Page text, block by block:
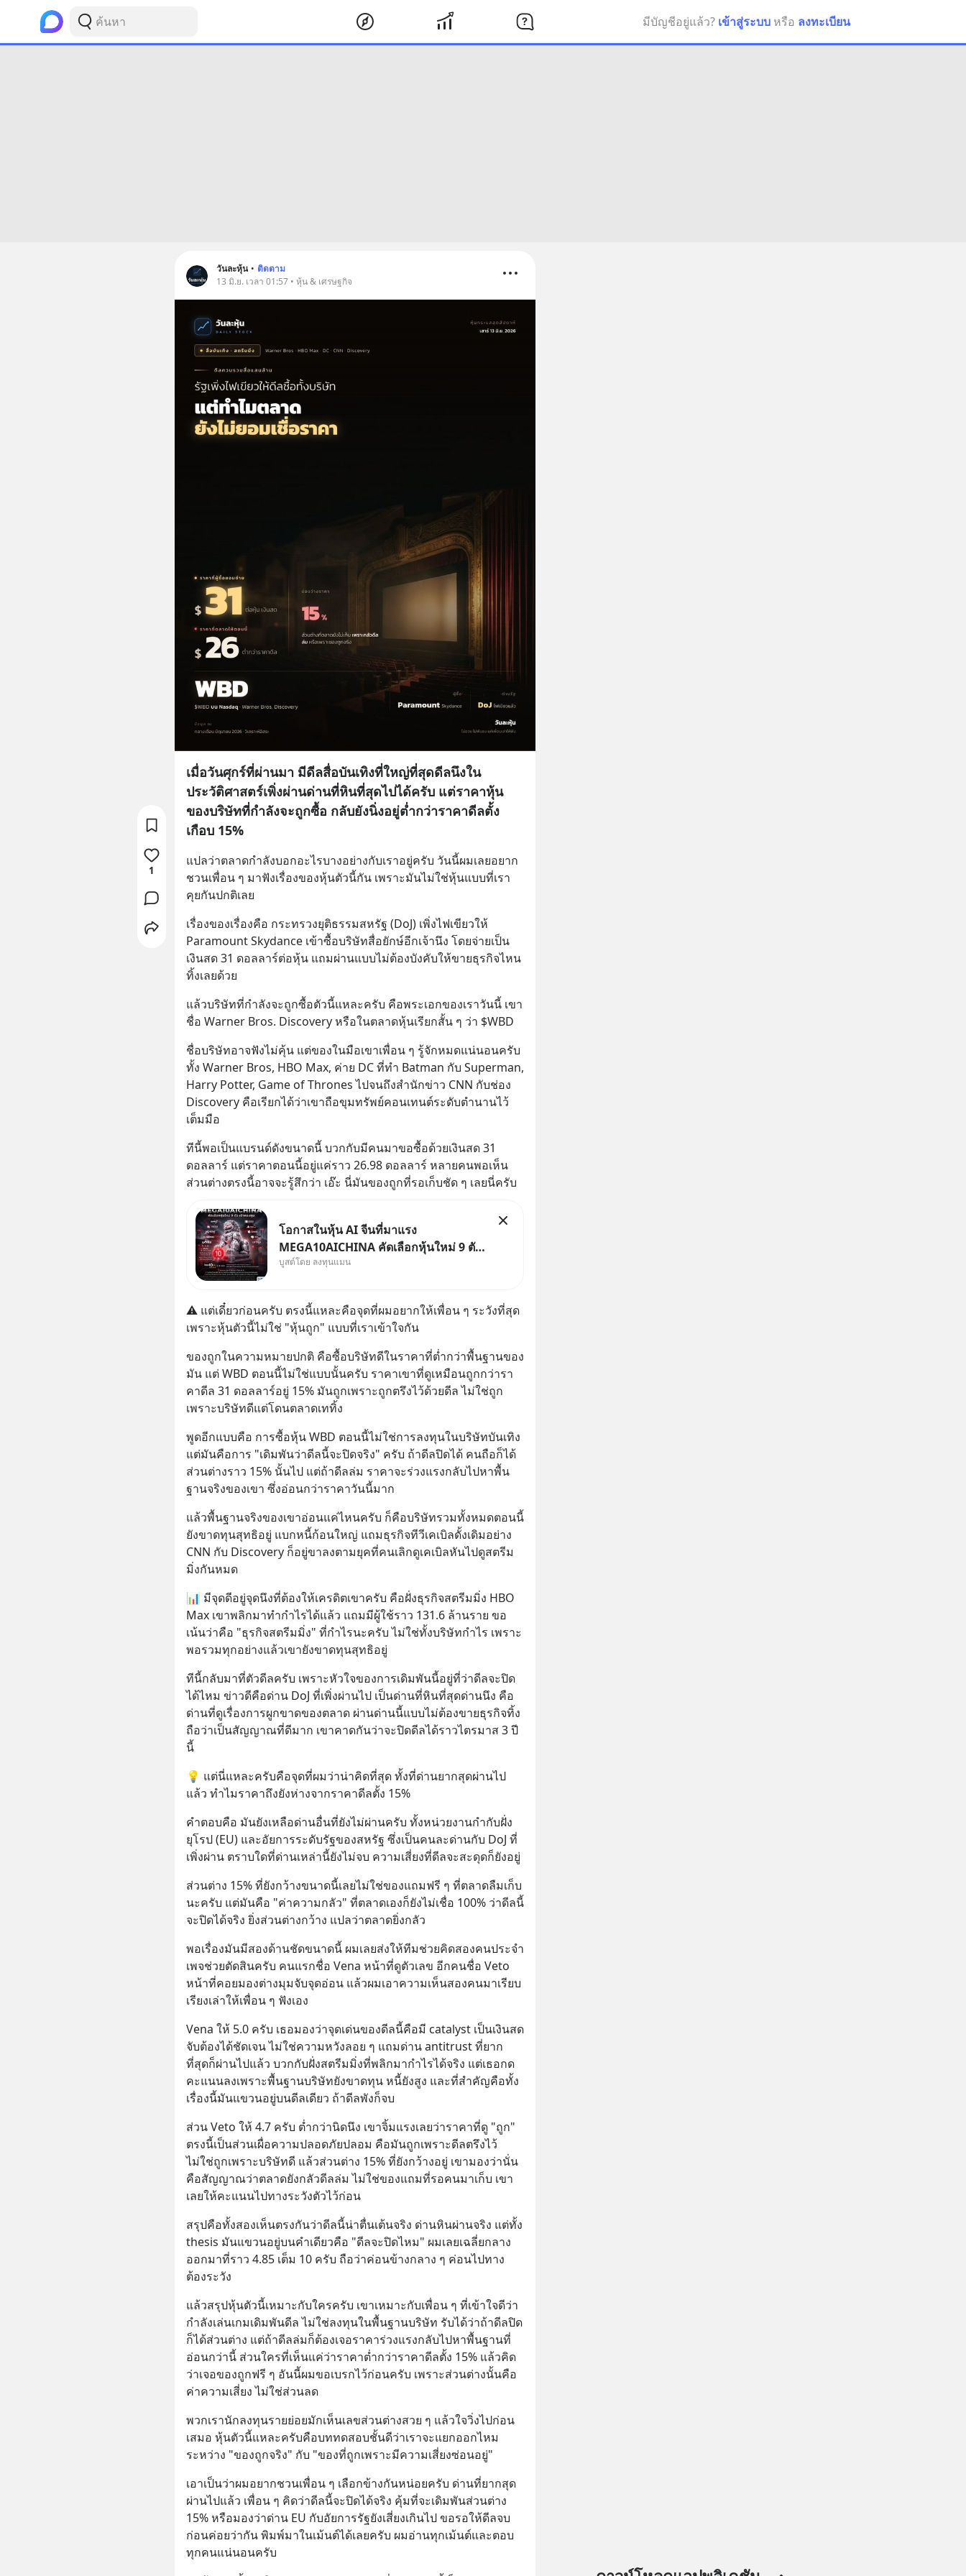
มีบัญชีอยู่แล้ว? เข้าสู่ระบบ หรือ ลงทะเบียน
วันละหุ้น • ติดตาม
13 มิ.ย. เวลา 01:57 • หุ้น & เศรษฐกิจ
เมื่อวันศุกร์ที่ผ่านมา มีดีลสื่อบันเทิงที่ใหญ่ที่สุดดีลนึงใน
ประวัติศาสตร์เพิ่งผ่านด่านที่หินที่สุดไปได้ครับ แต่ราคาหุ้น
ของบริษัทที่กำลังจะถูกซื้อ กลับยังนิ่งอยู่ต่ำกว่าราคาดีลตั้ง
เกือบ 15%
แปลว่าตลาดกำลังบอกอะไรบางอย่างกับเราอยู่ครับ วันนี้ผมเลยอยาก
ชวนเพื่อน ๆ มาฟังเรื่องของหุ้นตัวนี้กัน เพราะมันไม่ใช่หุ้นแบบที่เรา
คุยกันปกติเลย
เรื่องของเรื่องคือ กระทรวงยุติธรรมสหรัฐ (DoJ) เพิ่งไฟเขียวให้
Paramount Skydance เข้าซื้อบริษัทสื่อยักษ์อีกเจ้านึง โดยจ่ายเป็น
เงินสด 31 ดอลลาร์ต่อหุ้น แถมผ่านแบบไม่ต้องบังคับให้ขายธุรกิจไหน
ทิ้งเลยด้วย
แล้วบริษัทที่กำลังจะถูกซื้อตัวนี้แหละครับ คือพระเอกของเราวันนี้ เขา
ชื่อ Warner Bros. Discovery หรือในตลาดหุ้นเรียกสั้น ๆ ว่า $WBD
ชื่อบริษัทอาจฟังไม่คุ้น แต่ของในมือเขาเพื่อน ๆ รู้จักหมดแน่นอนครับ
ทั้ง Warner Bros, HBO Max, ค่าย DC ที่ทำ Batman กับ Superman,
Harry Potter, Game of Thrones ไปจนถึงสำนักข่าว CNN กับช่อง
Discovery คือเรียกได้ว่าเขาถือขุมทรัพย์คอนเทนต์ระดับตำนานไว้
เต็มมือ
ทีนี้พอเป็นแบรนด์ดังขนาดนี้ บวกกับมีคนมาขอซื้อด้วยเงินสด 31
ดอลลาร์ แต่ราคาตอนนี้อยู่แค่ราว 26.98 ดอลลาร์ หลายคนพอเห็น
ส่วนต่างตรงนี้อาจจะรู้สึกว่า เอ๊ะ นี่มันของถูกที่รอเก็บชัด ๆ เลยนี่ครับ
โอกาสในหุ้น AI จีนที่มาแรง
MEGA10AICHINA คัดเลือกหุ้นใหม่ 9 ตัว
เข้ากองทุน.. ครอบคลุมทั้งซัปพลายเชน AI
ลด 50% ค่าธรรมเนียมซื้อ | ยอด 2 ล้าน
บาทขึ้นไป ฟรีค่าธรร
บูสต์โดย ลงทุนแมน
⚠️ แต่เดี๋ยวก่อนครับ ตรงนี้แหละคือจุดที่ผมอยากให้เพื่อน ๆ ระวังที่สุด
เพราะหุ้นตัวนี้ไม่ใช่ "หุ้นถูก" แบบที่เราเข้าใจกัน
ของถูกในความหมายปกติ คือซื้อบริษัทดีในราคาที่ต่ำกว่าพื้นฐานของ
มัน แต่ WBD ตอนนี้ไม่ใช่แบบนั้นครับ ราคาเขาที่ดูเหมือนถูกกว่ารา
คาดีล 31 ดอลลาร์อยู่ 15% มันถูกเพราะถูกตรึงไว้ด้วยดีล ไม่ใช่ถูก
เพราะบริษัทดีแต่โดนตลาดเททิ้ง
พูดอีกแบบคือ การซื้อหุ้น WBD ตอนนี้ไม่ใช่การลงทุนในบริษัทบันเทิง
แต่มันคือการ "เดิมพันว่าดีลนี้จะปิดจริง" ครับ ถ้าดีลปิดได้ คนถือก็ได้
ส่วนต่างราว 15% นั้นไป แต่ถ้าดีลล่ม ราคาจะร่วงแรงกลับไปหาพื้น
ฐานจริงของเขา ซึ่งอ่อนกว่าราคาวันนี้มาก
แล้วพื้นฐานจริงของเขาอ่อนแค่ไหนครับ ก็คือบริษัทรวมทั้งหมดตอนนี้
ยังขาดทุนสุทธิอยู่ แบกหนี้ก้อนใหญ่ แถมธุรกิจทีวีเคเบิลดั้งเดิมอย่าง
CNN กับ Discovery ก็อยู่ขาลงตามยุคที่คนเลิกดูเคเบิลหันไปดูสตรีม
มิ่งกันหมด
📊 มีจุดดีอยู่จุดนึงที่ต้องให้เครดิตเขาครับ คือฝั่งธุรกิจสตรีมมิ่ง HBO
Max เขาพลิกมาทำกำไรได้แล้ว แถมมีผู้ใช้ราว 131.6 ล้านราย ขอ
เน้นว่าคือ "ธุรกิจสตรีมมิ่ง" ที่กำไรนะครับ ไม่ใช่ทั้งบริษัทกำไร เพราะ
พอรวมทุกอย่างแล้วเขายังขาดทุนสุทธิอยู่
ทีนี้กลับมาที่ตัวดีลครับ เพราะหัวใจของการเดิมพันนี้อยู่ที่ว่าดีลจะปิด
ได้ไหม ข่าวดีคือด่าน DoJ ที่เพิ่งผ่านไป เป็นด่านที่หินที่สุดด่านนึง คือ
ด่านที่ดูเรื่องการผูกขาดของตลาด ผ่านด่านนี้แบบไม่ต้องขายธุรกิจทิ้ง
ถือว่าเป็นสัญญาณที่ดีมาก เขาคาดกันว่าจะปิดดีลได้ราวไตรมาส 3 ปี
นี้
💡 แต่นี่แหละครับคือจุดที่ผมว่าน่าคิดที่สุด ทั้งที่ด่านยากสุดผ่านไป
แล้ว ทำไมราคาถึงยังห่างจากราคาดีลตั้ง 15%
คำตอบคือ มันยังเหลือด่านอื่นที่ยังไม่ผ่านครับ ทั้งหน่วยงานกำกับฝั่ง
ยุโรป (EU) และอัยการระดับรัฐของสหรัฐ ซึ่งเป็นคนละด่านกับ DoJ ที่
เพิ่งผ่าน ตราบใดที่ด่านเหล่านี้ยังไม่จบ ความเสี่ยงที่ดีลจะสะดุดก็ยังอยู่
ส่วนต่าง 15% ที่ยังกว้างขนาดนี้เลยไม่ใช่ของแถมฟรี ๆ ที่ตลาดลืมเก็บ
นะครับ แต่มันคือ "ค่าความกลัว" ที่ตลาดเองก็ยังไม่เชื่อ 100% ว่าดีลนี้
จะปิดได้จริง ยิ่งส่วนต่างกว้าง แปลว่าตลาดยิ่งกลัว
พอเรื่องมันมีสองด้านชัดขนาดนี้ ผมเลยส่งให้ทีมช่วยคิดสองคนประจำ
เพจช่วยตัดสินครับ คนแรกชื่อ Vena หน้าที่ดูตัวเลข อีกคนชื่อ Veto
หน้าที่คอยมองต่างมุมจับจุดอ่อน แล้วผมเอาความเห็นสองคนมาเรียบ
เรียงเล่าให้เพื่อน ๆ ฟังเอง
Vena ให้ 5.0 ครับ เธอมองว่าจุดเด่นของดีลนี้คือมี catalyst เป็นเงินสด
จับต้องได้ชัดเจน ไม่ใช่ความหวังลอย ๆ แถมด่าน antitrust ที่ยาก
ที่สุดก็ผ่านไปแล้ว บวกกับฝั่งสตรีมมิ่งที่พลิกมากำไรได้จริง แต่เธอกด
คะแนนลงเพราะพื้นฐานบริษัทยังขาดทุน หนี้ยังสูง และที่สำคัญคือทั้ง
เรื่องนี้มันแขวนอยู่บนดีลเดียว ถ้าดีลพังก็จบ
ส่วน Veto ให้ 4.7 ครับ ต่ำกว่านิดนึง เขาจิ้มแรงเลยว่าราคาที่ดู "ถูก"
ตรงนี้เป็นส่วนเผื่อความปลอดภัยปลอม คือมันถูกเพราะดีลตรึงไว้
ไม่ใช่ถูกเพราะบริษัทดี แล้วส่วนต่าง 15% ที่ยังกว้างอยู่ เขามองว่านั่น
คือสัญญาณว่าตลาดยังกลัวดีลล่ม ไม่ใช่ของแถมที่รอคนมาเก็บ เขา
เลยให้คะแนนไปทางระวังตัวไว้ก่อน
สรุปคือทั้งสองเห็นตรงกันว่าดีลนี้น่าตื่นเต้นจริง ด่านหินผ่านจริง แต่ทั้ง
thesis มันแขวนอยู่บนคำเดียวคือ "ดีลจะปิดไหม" ผมเลยเฉลี่ยกลาง
ออกมาที่ราว 4.85 เต็ม 10 ครับ ถือว่าค่อนข้างกลาง ๆ ค่อนไปทาง
ต้องระวัง
แล้วสรุปหุ้นตัวนี้เหมาะกับใครครับ เขาเหมาะกับเพื่อน ๆ ที่เข้าใจดีว่า
กำลังเล่นเกมเดิมพันดีล ไม่ใช่ลงทุนในพื้นฐานบริษัท รับได้ว่าถ้าดีลปิด
ก็ได้ส่วนต่าง แต่ถ้าดีลล่มก็ต้องเจอราคาร่วงแรงกลับไปหาพื้นฐานที่
อ่อนกว่านี้ ส่วนใครที่เห็นแค่ว่าราคาต่ำกว่าราคาดีลตั้ง 15% แล้วคิด
ว่าเจอของถูกฟรี ๆ อันนี้ผมขอเบรกไว้ก่อนครับ เพราะส่วนต่างนั้นคือ
ค่าความเสี่ยง ไม่ใช่ส่วนลด
พวกเรานักลงทุนรายย่อยมักเห็นเลขส่วนต่างสวย ๆ แล้วใจวิ่งไปก่อน
เสมอ หุ้นตัวนี้แหละครับคือบททดสอบชั้นดีว่าเราจะแยกออกไหม
ระหว่าง "ของถูกจริง" กับ "ของที่ถูกเพราะมีความเสี่ยงซ่อนอยู่"
เอาเป็นว่าผมอยากชวนเพื่อน ๆ เลือกข้างกันหน่อยครับ ด่านที่ยากสุด
ผ่านไปแล้ว เพื่อน ๆ คิดว่าดีลนี้จะปิดได้จริง คุ้มที่จะเดิมพันส่วนต่าง
15% หรือมองว่าด่าน EU กับอัยการรัฐยังเสี่ยงเกินไป ขอรอให้ดีลจบ
ก่อนค่อยว่ากัน พิมพ์มาในเม้นต์ได้เลยครับ ผมอ่านทุกเม้นต์และตอบ
ทุกคนแน่นอนครับ
1